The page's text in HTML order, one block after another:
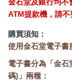
金石堂及銀行均不
ATM提款機，請不
購買須知：
使用金石堂電子書
電子書分為「金
碼)」兩種：